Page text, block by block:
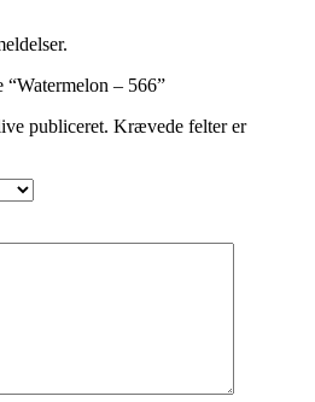
– 566”
publiceret. Krævede felter er